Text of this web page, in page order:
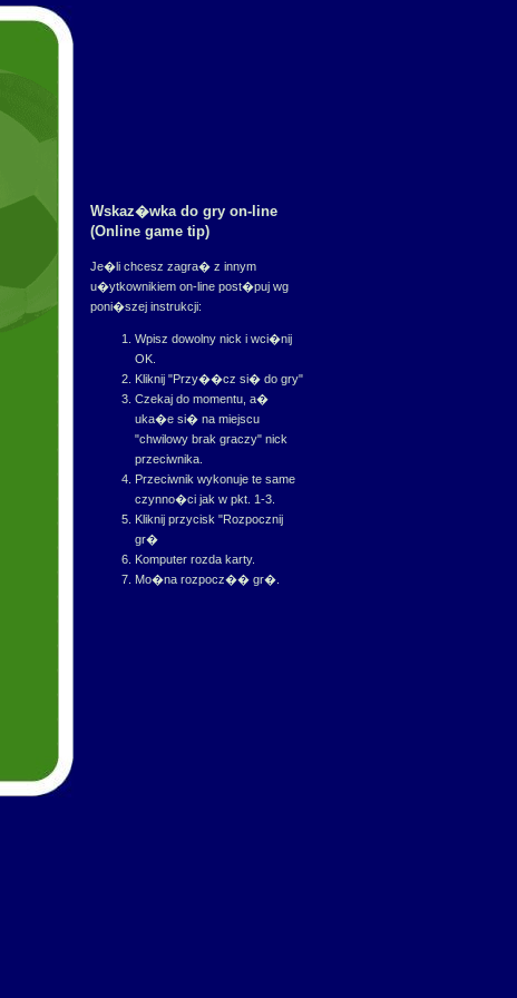
Wskaz�wka do gry on-line
(Online game tip)
Je�li chcesz zagra� z innym
u�ytkownikiem on-line post�puj wg
poni�szej instrukcji:
Wpisz dowolny nick i wci�nij
OK.
Kliknij "Przy��cz si� do gry"
Czekaj do momentu, a�
uka�e si� na miejscu
"chwilowy brak graczy" nick
przeciwnika.
Przeciwnik wykonuje te same
czynno�ci jak w pkt. 1-3.
Kliknij przycisk "Rozpocznij
gr�
Komputer rozda karty.
Mo�na rozpocz�� gr�.